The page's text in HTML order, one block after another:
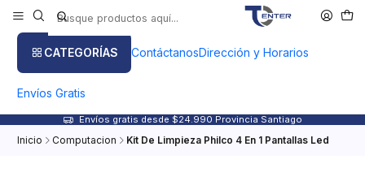
CATEGORÍAS ContáctanosDirección y Horarios
Envíos Gratis
Envíos gratis desde $24.990 Provincia Santiago
Inicio Computacion Kit De Limpieza Philco 4 En 1 Pantallas Led